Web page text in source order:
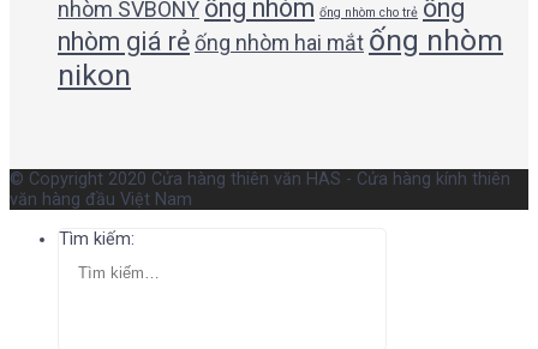
nhòm SVBONY ống nhòm ống nhòm cho trẻ ống
nhòm giá rẻ ống nhòm hai mắt ống nhòm
nikon
© Copyright 2020 Cửa hàng thiên văn HAS - Cửa hàng kính thiên
văn hàng đầu Việt Nam
Tìm kiếm: